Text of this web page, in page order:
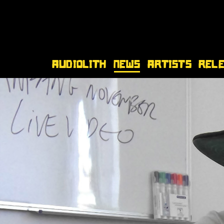
Audiolith News Artists